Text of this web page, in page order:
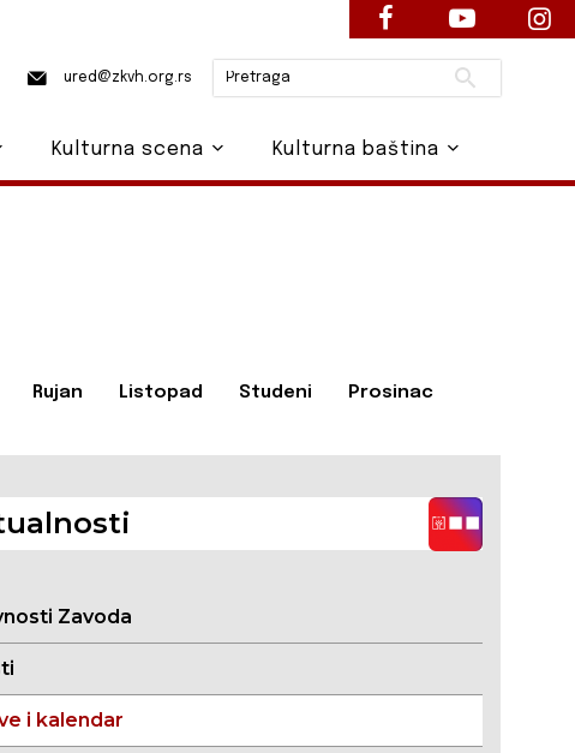
Rujan Listopad Studeni Prosinac
Zavoda
i kalendar
ured@zkvh.org.rs Pretraži
Kulturna scena Kulturna baština